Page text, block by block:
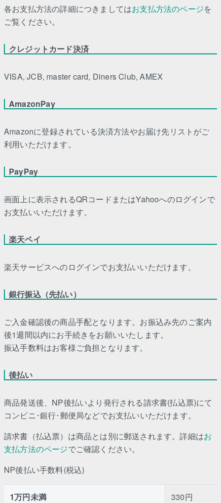
各お支払方法の詳細につきましてはお支払方法のページを
ご覧ください。
クレジットカード決済
VISA, JCB, master card, Diners Club, AMEX
AmazonPay
Amazonに登録されている決済方法やお届け先リストがご
利用いただけます。
PayPay
画面上に表示されるQRコードまたはYahooへのログインで
お支払いいただけます。
楽天ペイ
楽天サービスへのログインでお支払いいただけます。
銀行振込（先払い）
ご入金確認後の商品手配となります。お振込み先のご案内
後1週間以内にお手続きをお願いいたします。
振込手数料はお客様ご負担となります。
後払い
商品発送後、NP後払いより発行される請求書(払込票)にて
コンビニ･銀行･郵便局などでお支払いいただけます。
請求書（払込票）は商品とは別に郵送されます。詳細はお
支払方法のページでご確認ください。
NP後払い手数料(税込)
1万円未満 330円